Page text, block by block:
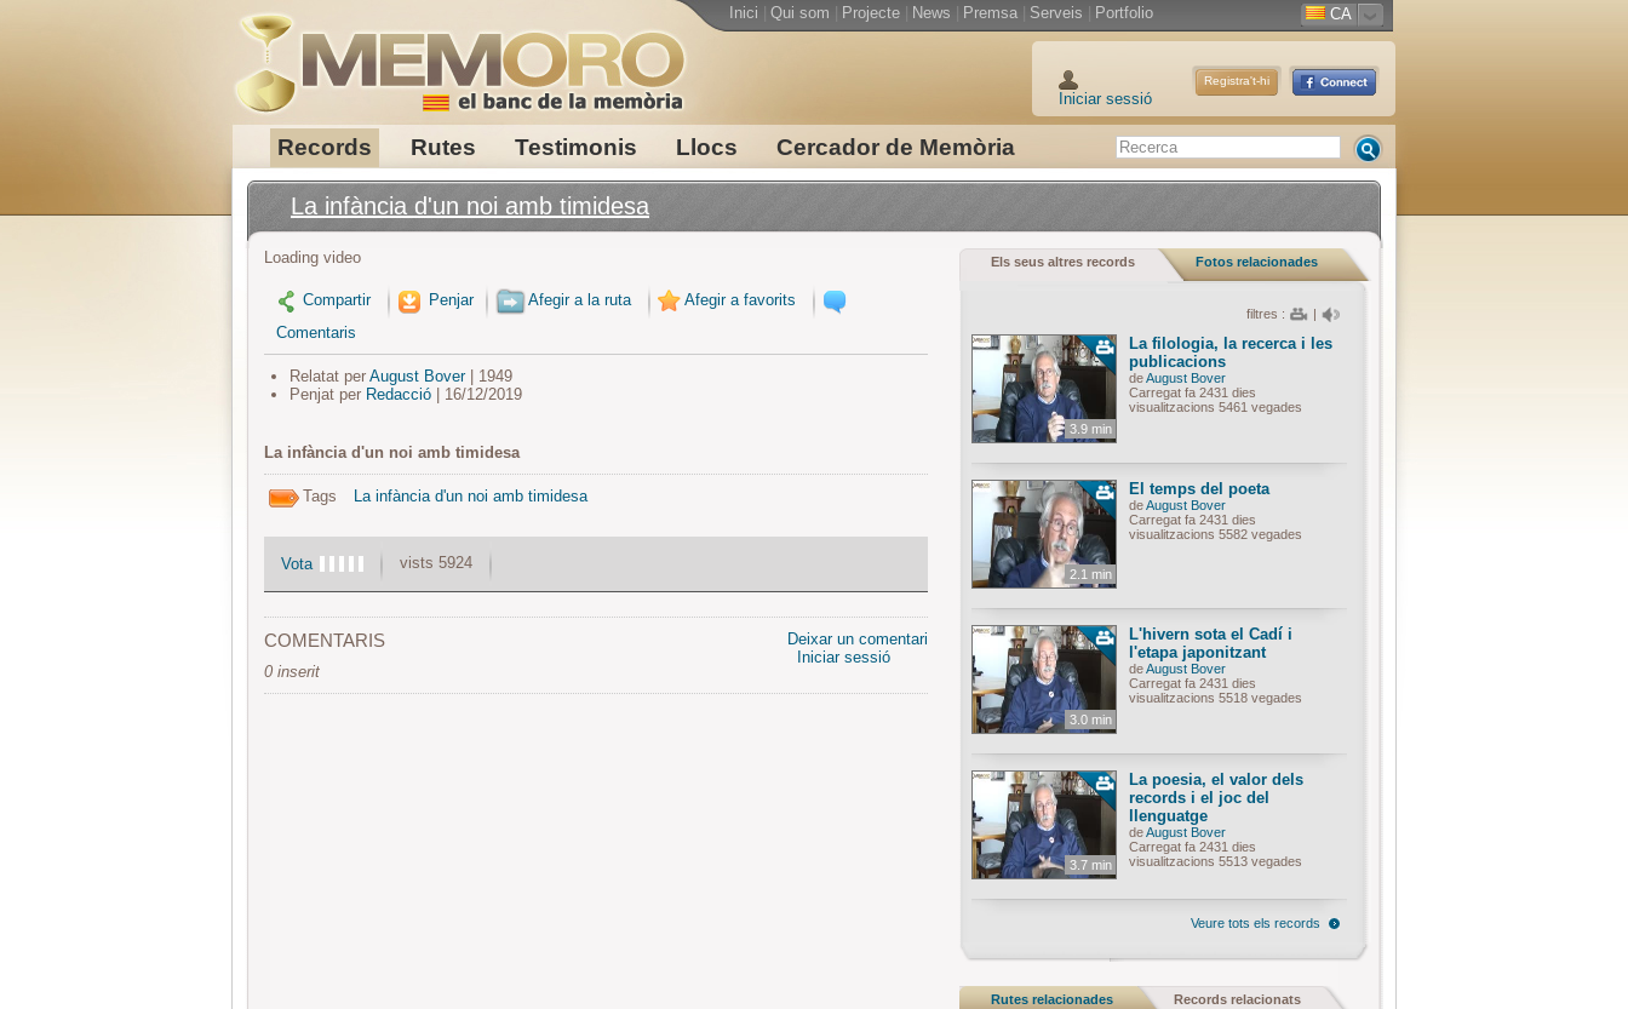
Records Rutes Testimonis Llocs Cercador de Memòria
Inici Qui som Projecte News Premsa Serveis Portfolio CA
Iniciar sessió
Registra't-hi
La infància d'un noi amb timidesa
Loading video
Compartir Penjar Afegir a la ruta
Afegir a favorits
Comentaris
Relatat per August Bover| 1949
Penjat per Redacció| 16/12/2019
La infància d'un noi amb timidesa
Tags La infància d'un noi amb timidesa
Vota vists 5924
COMENTARIS
0 inserit
Deixar un comentari
Iniciar sessió
Els seus altres records Fotos relacionades
filtres : |
3.9 min
La filologia, la recerca i les
publicacions
deAugust Bover
Carregat fa 2431 dies
visualitzacions 5461 vegades
2.1 min
El temps del poeta
deAugust Bover
Carregat fa 2431 dies
visualitzacions 5582 vegades
3.0 min
L'hivern sota el Cadí i
l'etapa japonitzant
deAugust Bover
Carregat fa 2431 dies
visualitzacions 5518 vegades
3.7 min
La poesia, el valor dels
records i el joc del
llenguatge
deAugust Bover
Carregat fa 2431 dies
visualitzacions 5513 vegades
Veure tots els records
Rutes relacionades Records relacionats